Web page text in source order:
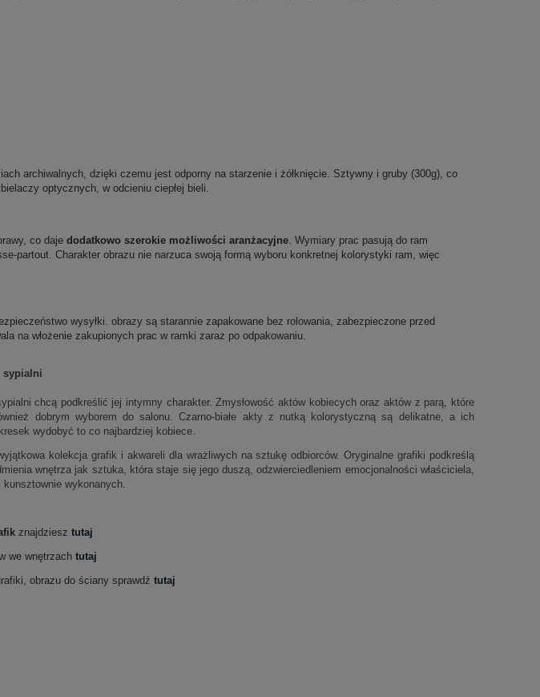
archiwalnych, dzięki czemu jest odporny na starzenie i żółknięcie. Sztywny i gruby (300g), co
optycznych, w odcieniu ciepłej bieli.
co daje dodatkowo szerokie możliwości aranżacyjne . Wymiary prac pasują do ram
partout. Charakter obrazu nie narzuca swoją formą wyboru konkretnej kolorystyki ram, więc
wysyłki. obrazy są starannie zapakowane bez rolowania, zabezpieczone przed
na włożenie zakupionych prac w ramki zaraz po odpakowaniu.
sypialni
chcą podkreślić jej intymny charakter. Zmysłowość aktów kobiecych oraz aktów z parą, które
dobrym wyborem do salonu. Czarno-białe akty z nutką kolorystyczną są delikatne, a ich
wydobyć to co najbardziej kobiece.
kolekcja grafik i akwareli dla wrażliwych na sztukę odbiorców.Oryginalne grafiki podkreślą
wnętrza jak sztuka, która staje się jego duszą,odzwierciedleniem emocjonalnościwłaściciela,
kunsztownie wykonanych.
znajdziesz tutaj
we wnętrzach tutaj
obrazu do ściany sprawdź tutaj